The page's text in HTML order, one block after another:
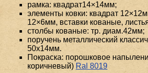
рамка: квадрат14×14мм;
элементы ковки: квадрат
12×6мм, вставки кованые,
столбы кованые: тр. диам.42мм;
поручень металлический
50x14мм.
Покраска: порошковое
коричневый) Ral 8019